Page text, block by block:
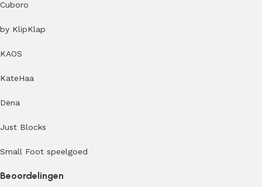
Cuboro
by KlipKlap
KAOS
KateHaa
Dëna
Just Blocks
Small Foot speelgoed
Beoordelingen